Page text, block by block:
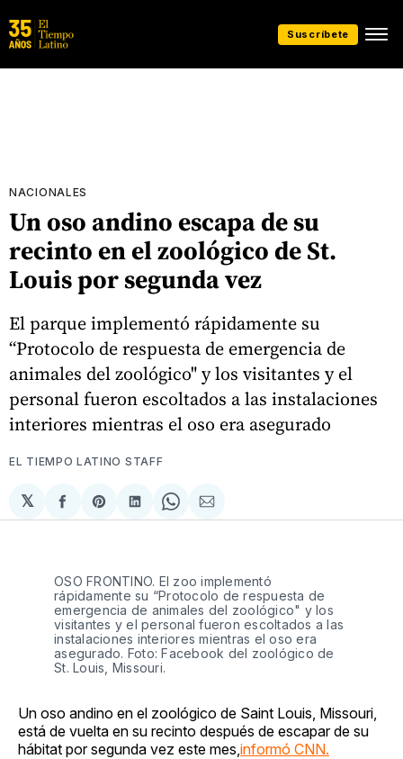
Suscríbete
NACIONALES
Un oso andino escapa de su
recinto en el zoológico de St.
Louis por segunda vez
El parque implementó rápidamente su
“Protocolo de respuesta de emergencia de
animales del zoológico" y los visitantes y el
personal fueron escoltados a las instalaciones
interiores mientras el oso era asegurado
EL TIEMPO LATINO STAFF
𝕏
Compartir
en
Share
on
Compartir
en
Share
on
Compartir
via
OSO FRONTINO. El zoo implementó
rápidamente su “Protocolo de respuesta de
emergencia de animales del zoológico" y los
visitantes y el personal fueron escoltados a las
instalaciones interiores mientras el oso era
asegurado. Foto: Facebook del zoológico de
St. Louis, Missouri.
Un oso andino en el zoológico de Saint Louis, Missouri,
está de vuelta en su recinto después de escapar de su
hábitat por segunda vez este mes, informó CNN.